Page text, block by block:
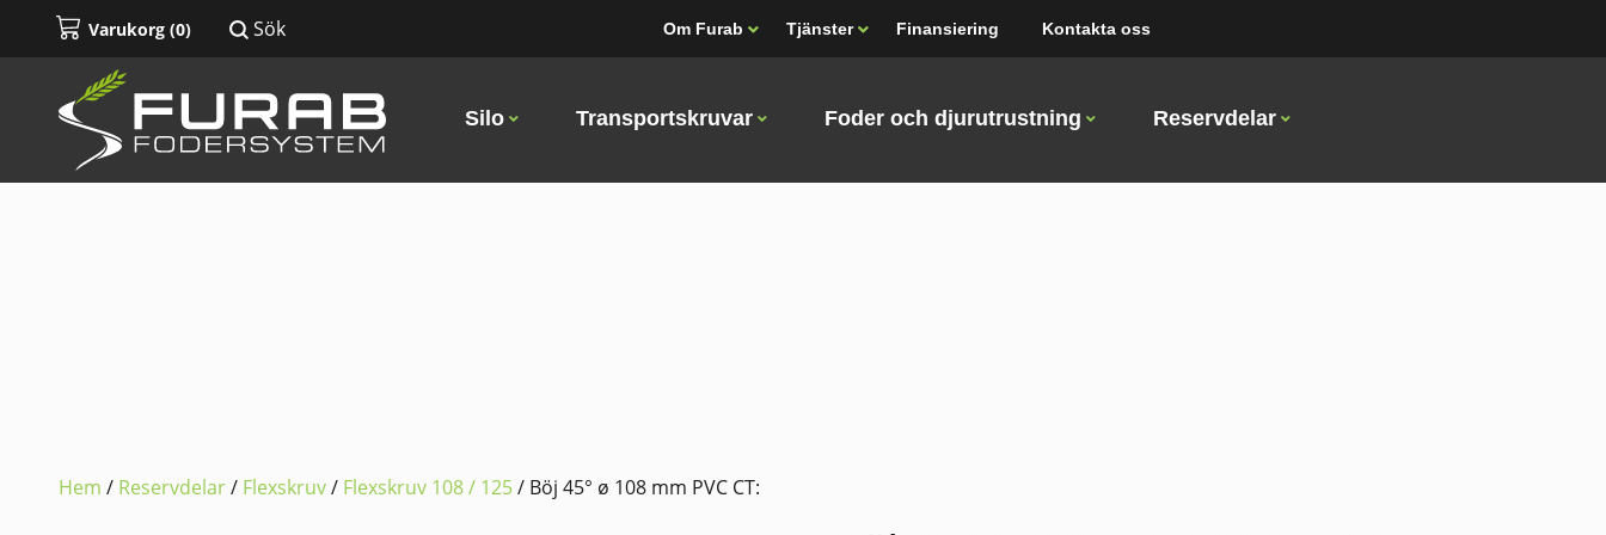
Varukorg (0) Sök Om Furab Tjänster Finansiering Kontakta oss
Silo Transportskruvar Foder och djurutrustning Reservdelar
Hem / Reservdelar/ Flexskruv/ Flexskruv 108 / 125/ Böj 45° ø 108 mm PVC CT: